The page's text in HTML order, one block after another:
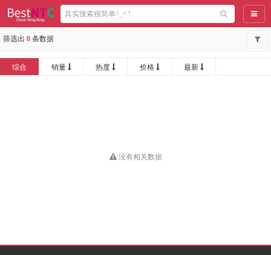
导航
筛选出 0 条数据
综合 销量 热度 价格 最新
没有相关数据